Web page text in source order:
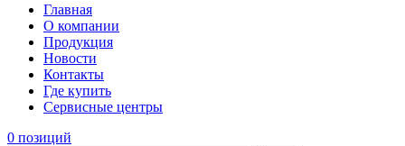
Главная
О компании
Продукция
Новости
Контакты
Где купить
Сервисные центры
0 позиций